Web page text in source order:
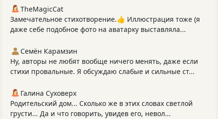
TheMagicCat
Замечательное стихотворение.👍 Иллюстрация тоже (я
даже себе подобное фото на аватарку выставляла...
Семён Карамзин
Ну, авторы не любят вообще ничего менять, даже если
стихи провальные. Я обсуждаю слабые и сильные ст...
Галина Суховерх
Родительский дом... Сколько же в этих словах светлой
грусти... Да и что говорить, увидев его, невол...